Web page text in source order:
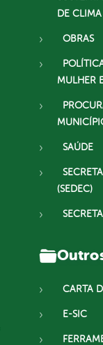
DE CLIMA
OBRAS
MULHER
SAÚDE
(SEDEC)
CARTA
E-SIC